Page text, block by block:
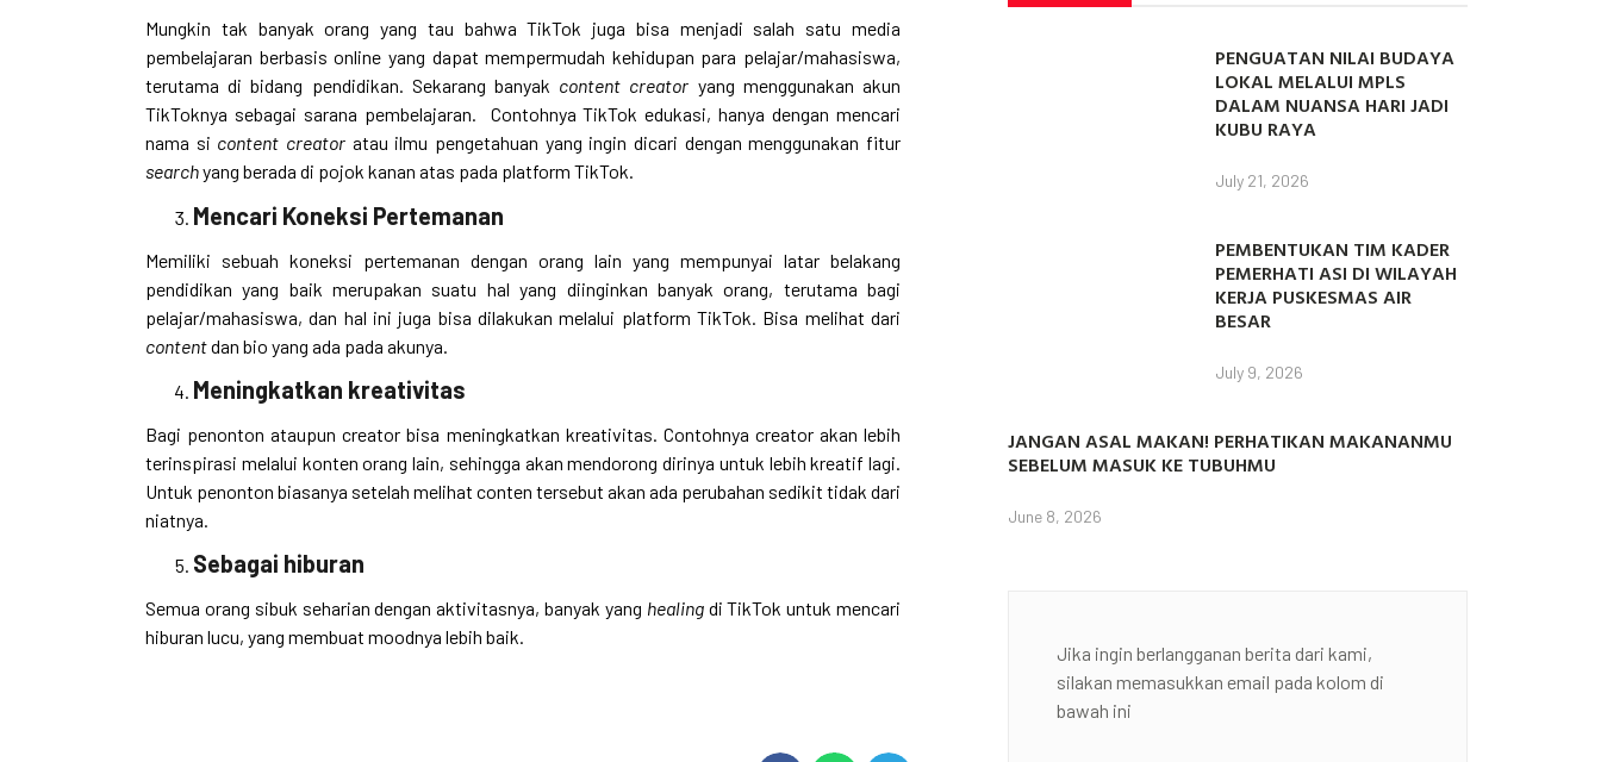
Mungkin tak banyak orang yang tau bahwa TikTok juga bisa menjadi salah satu media
pembelajaran berbasis online yang dapat mempermudah kehidupan para pelajar/mahasiswa,
terutama di bidang pendidikan. Sekarang banyak content creator yang menggunakan akun
TikToknya sebagai sarana pembelajaran. Contohnya TikTok edukasi, hanya dengan mencari
nama si content creator atau ilmu pengetahuan yang ingin dicari dengan menggunakan fitur
searchyang berada di pojok kanan atas pada platform TikTok.
Mencari Koneksi Pertemanan
Memiliki sebuah koneksi pertemanan dengan orang lain yang mempunyai latar belakang
pendidikan yang baik merupakan suatu hal yang diinginkan banyak orang, terutama bagi
pelajar/mahasiswa, dan hal ini juga bisa dilakukan melalui platform TikTok. Bisa melihat dari
contentdan bio yang ada pada akunya.
Meningkatkan kreativitas
Bagi penonton ataupun creator bisa meningkatkan kreativitas. Contohnya creator akan lebih
terinspirasi melalui konten orang lain, sehingga akan mendorong dirinya untuk lebih kreatif lagi.
Untuk penonton biasanya setelah melihat conten tersebut akan ada perubahan sedikit tidak dari
niatnya.
Sebagai hiburan
Semua orang sibuk seharian dengan aktivitasnya, banyak yang healing di TikTok untuk mencari
hiburan lucu, yang membuat moodnya lebih baik.
PENGUATAN NILAI BUDAYA
LOKAL MELALUI MPLS
DALAM NUANSA HARI JADI
KUBU RAYA
July 21, 2026
PEMBENTUKAN TIM KADER
PEMERHATI ASI DI WILAYAH
KERJA PUSKESMAS AIR
BESAR
July 9, 2026
JANGAN ASAL MAKAN! PERHATIKAN MAKANANMU
SEBELUM MASUK KE TUBUHMU
June 8, 2026
Jika ingin berlangganan berita dari kami,
silakan memasukkan email pada kolom di
bawah ini